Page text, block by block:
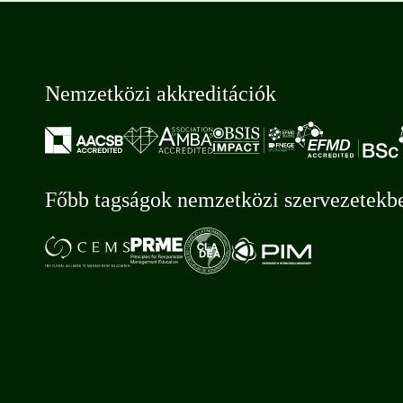
Nemzetközi akkreditációk
Főbb tagságok nemzetközi